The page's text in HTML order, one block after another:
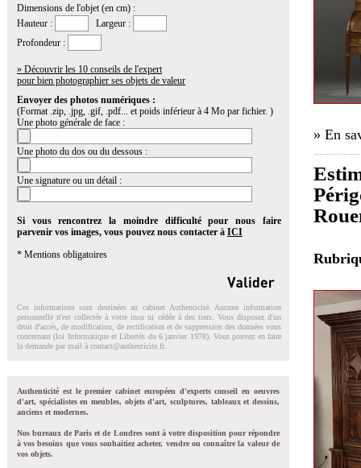
Dimensions de l'objet (en cm) :
Hauteur :
Largeur :
Profondeur :
» Découvrir les 10 conseils de l'expert
pour bien photographier ses objets de valeur
Envoyer des photos numériques :
(Format .zip, .jpg, .gif, .pdf... et poids inférieur à 4 Mo par fichier. )
Une photo générale de face :
Une photo du dos ou du dessous :
Une signature ou un détail :
Si vous rencontrez la moindre difficulté pour nous faire
parvenir vos images, vous pouvez nous contacter à ICI
* Mentions obligatoires
Ces informations sont destinées au cabinet Authenticité. Aucune information
personnelle n'est collectée à votre insu ni cédée à des tiers. Vous disposez d'un
droit d'accés, de modification, de rectification et de suppression des données vous
concernant (loi Informatique et Libertés du 6 janvier 1978). Vous pouvez en faire
la demande par mail à contact@authenticite.fr.
Authenticité est le premier cabinet européen d'experts conseil en oeuvres
d'art, spécialistes en meubles, objets d'art, sculptures, tableaux et dessins,
anciens et modernes.
Nos bureaux de Paris et de Londres sont à votre disposition pour répondre
à vos besoins que vous souhaitiez acheter, vendre ou connaître la valeur de
vos objets.
» En